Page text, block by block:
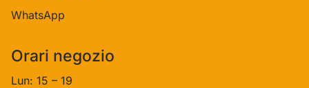
WhatsApp
Orari negozio
Lun: 15 – 19